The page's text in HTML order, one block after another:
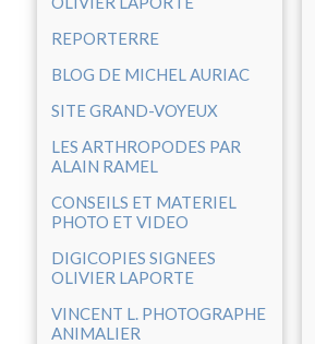
REPORTERRE
BLOG DE MICHEL AURIAC
SITE GRAND-VOYEUX
LES ARTHROPODES PAR
ALAIN RAMEL
CONSEILS ET MATERIEL
PHOTO ET VIDEO
DIGICOPIES SIGNEES
OLIVIER LAPORTE
VINCENT L. PHOTOGRAPHE
ANIMALIER